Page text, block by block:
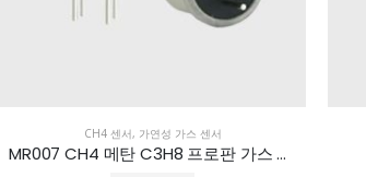
CH4 센서, 가연성 가스 센서
MR007 CH4 메탄 C3H8 프로판 가스 센서